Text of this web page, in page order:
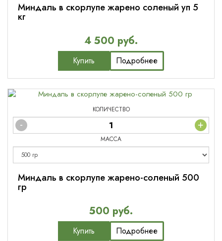
Миндаль в скорлупе жарено соленый уп 5
кг
4 500 руб.
Купить Подробнее
КОЛИЧЕСТВО
- +
МАССА
Миндаль в скорлупе жарено-соленый 500
гр
500 руб.
Купить Подробнее